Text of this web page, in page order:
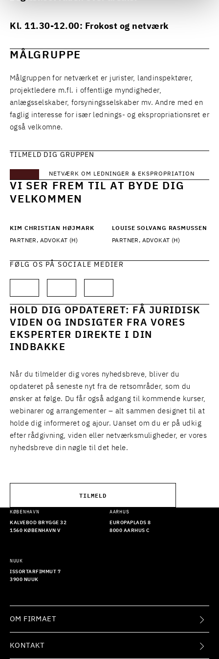
Kl. 11.30-12.00: Frokost og netværk
MÅLGRUPPE
Målgruppen for netværket er jurister, landinspektører,
projektledere m.fl. i offentlige myndigheder,
anlægsselskaber, forsyningsselskaber mv. Andre med en
faglig interesse for især lednings- og ekspropriationsret er
også velkomne.
TILMELD DIG GRUPPEN
NETVÆRK OM LEDNINGER & EKSPROPRIATION
VI SER FREM TIL AT BYDE DIG
VELKOMMEN
KIM CHRISTIAN HØJMARK
PARTNER, ADVOKAT (H)
LOUISE SOLVANG RASMUSSEN
PARTNER, ADVOKAT (H)
FØLG OS PÅ SOCIALE MEDIER
HOLD DIG OPDATERET: FÅ JURIDISK
VIDEN OG INDSIGTER FRA VORES
EKSPERTER DIREKTE I DIN
INDBAKKE
Når du tilmelder dig vores nyhedsbreve, bliver du
opdateret på seneste nyt fra de retsområder, som du
ønsker at følge. Du får også adgang til kommende kurser,
webinarer og arrangementer – alt sammen designet til at
holde dig informeret og ajour. Uanset om du er på udkig
efter rådgivning, viden eller netværksmuligheder, er vores
nyhedsbreve din nøgle til det hele.
TILMELD
KØBENHAVN
KALVEBOD BRYGGE 32
1560 KØBENHAVN V
AARHUS
EUROPAPLADS 8
8000 AARHUS C
NUUK
ISSORTARFIMMUT 7
3900 NUUK
OM FIRMAET
KONTAKT